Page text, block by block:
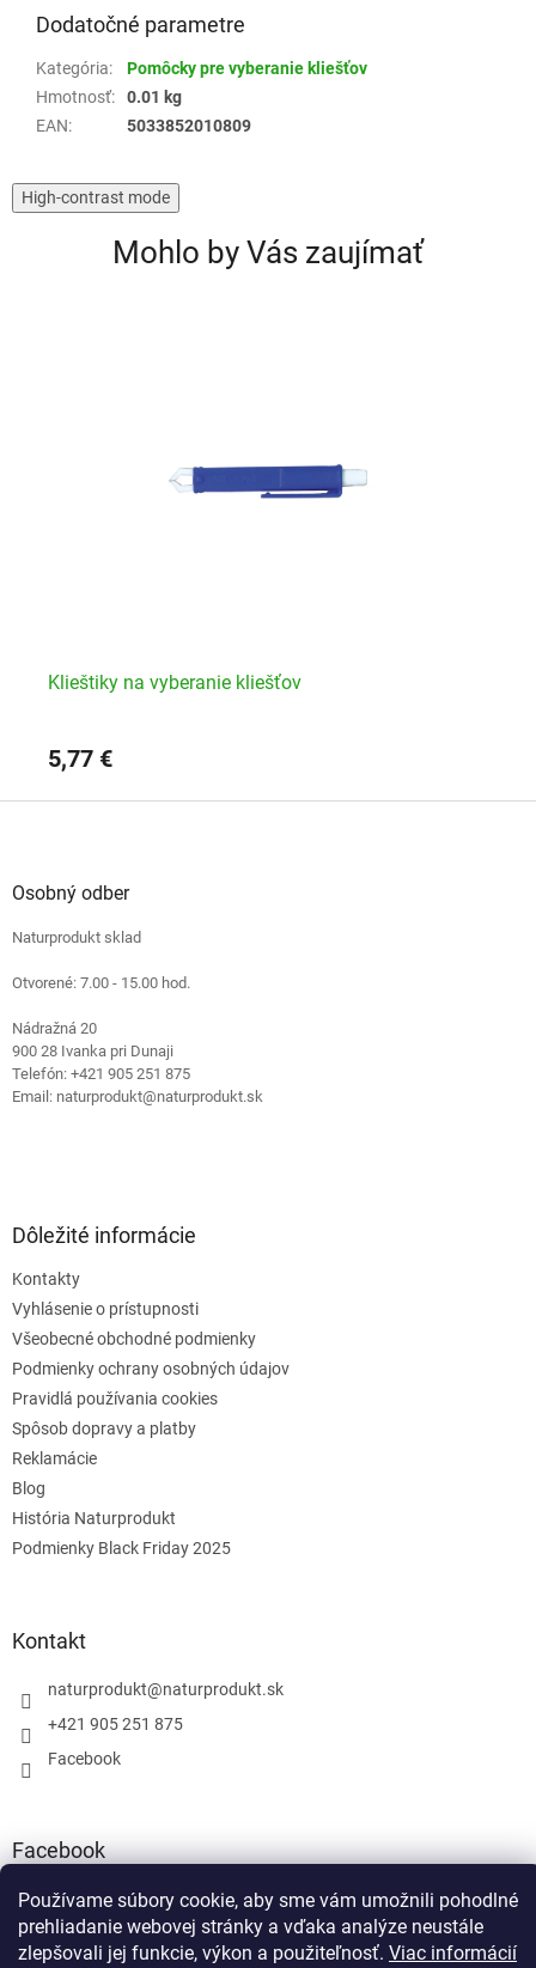
Používame súbory cookie, aby sme vám umožnili pohodlné
prehliadanie webovej stránky a vďaka analýze neustále
zlepšovali jej funkcie, výkon a použiteľnosť. Viac informácií
Dodatočné parametre
Kategória:
Pomôcky pre vyberanie kliešťov
Hmotnosť:
0.01 kg
EAN: 5033852010809
High-contrast mode
Mohlo by Vás zaujímať
Klieštiky na vyberanie kliešťov
5,77 €
Osobný odber
Naturprodukt sklad
Otvorené: 7.00 - 15.00 hod.
Nádražná 20
900 28 Ivanka pri Dunaji
Telefón: +421 905 251 875
Email: naturprodukt@naturprodukt.sk
Dôležité informácie
Kontakty
Vyhlásenie o prístupnosti
Všeobecné obchodné podmienky
Podmienky ochrany osobných údajov
Pravidlá používania cookies
Spôsob dopravy a platby
Reklamácie
Blog
História Naturprodukt
Podmienky Black Friday 2025
Kontakt
naturprodukt@naturprodukt.sk
+421 905 251 875
Facebook
Facebook